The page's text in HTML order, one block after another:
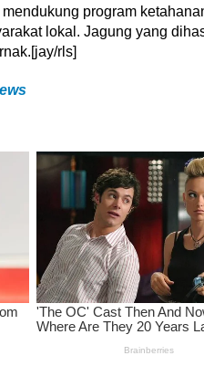
program
lokal. Jagung yang
rls]